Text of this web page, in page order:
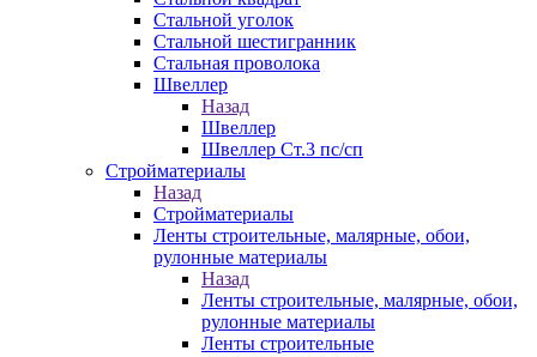
Стальной уголок
Стальной шестигранник
Стальная проволока
Швеллер
Назад
Швеллер
Швеллер Ст.3 пс/сп
Стройматериалы
Назад
Стройматериалы
Ленты строительные, малярные, обои,
рулонные материалы
Назад
Ленты строительные, малярные, обои,
рулонные материалы
Ленты строительные